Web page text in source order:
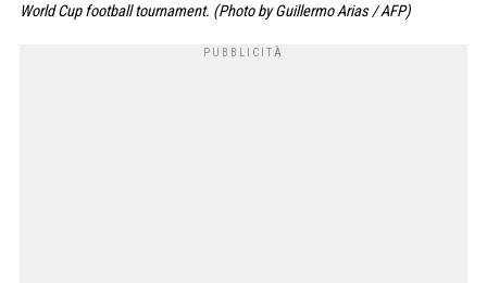
World Cup football tournament. (Photo by Guillermo Arias / AFP)